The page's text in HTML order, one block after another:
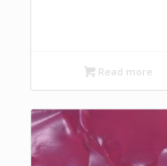
Read more